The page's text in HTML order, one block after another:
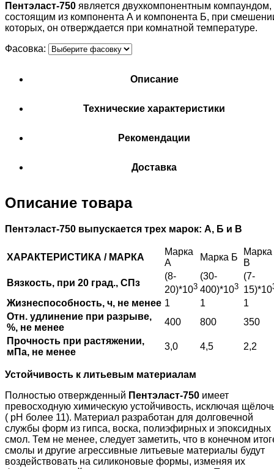
Пентэласт-750 является двухкомпонентным компаундом,
состоящим из компонента А и компонента Б, при
которых, он отверждается при комнатной температуре.
Фасовка:
Описание
Технические характеристики
Рекомендации
Доставка
Описание товара
Пентэласт-750 выпускается трех марок: А, Б и В
ХАРАКТЕРИСТИКА / МАРКА
Марка
А
Марка Б
Марка
В
Вязкость, при 20 град., СПз
(8-
20)*103
(30-
400)*103
(7-
15)*10
Жизнеспособность, ч, не менее 1 1
1
Отн. удлинение при разрыве,
%, не менее
400 800
350
Прочность при растяжении,
мПа, не менее
3,0 4,5 2,2
Устойчивость к литьевым материалам
Полностью отвержденный Пентэласт-750 имеет
превосходную химическую устойчивость, исключая
( рН более 11). Материал разработан для долговечной
службы форм из гипса, воска, полиэфирных и эпоксидных
смол. Тем не менее, следует заметить, что в конечном
смолы и другие агрессивные литьевые материалы будут
воздействовать на силиконовые формы, изменяя их